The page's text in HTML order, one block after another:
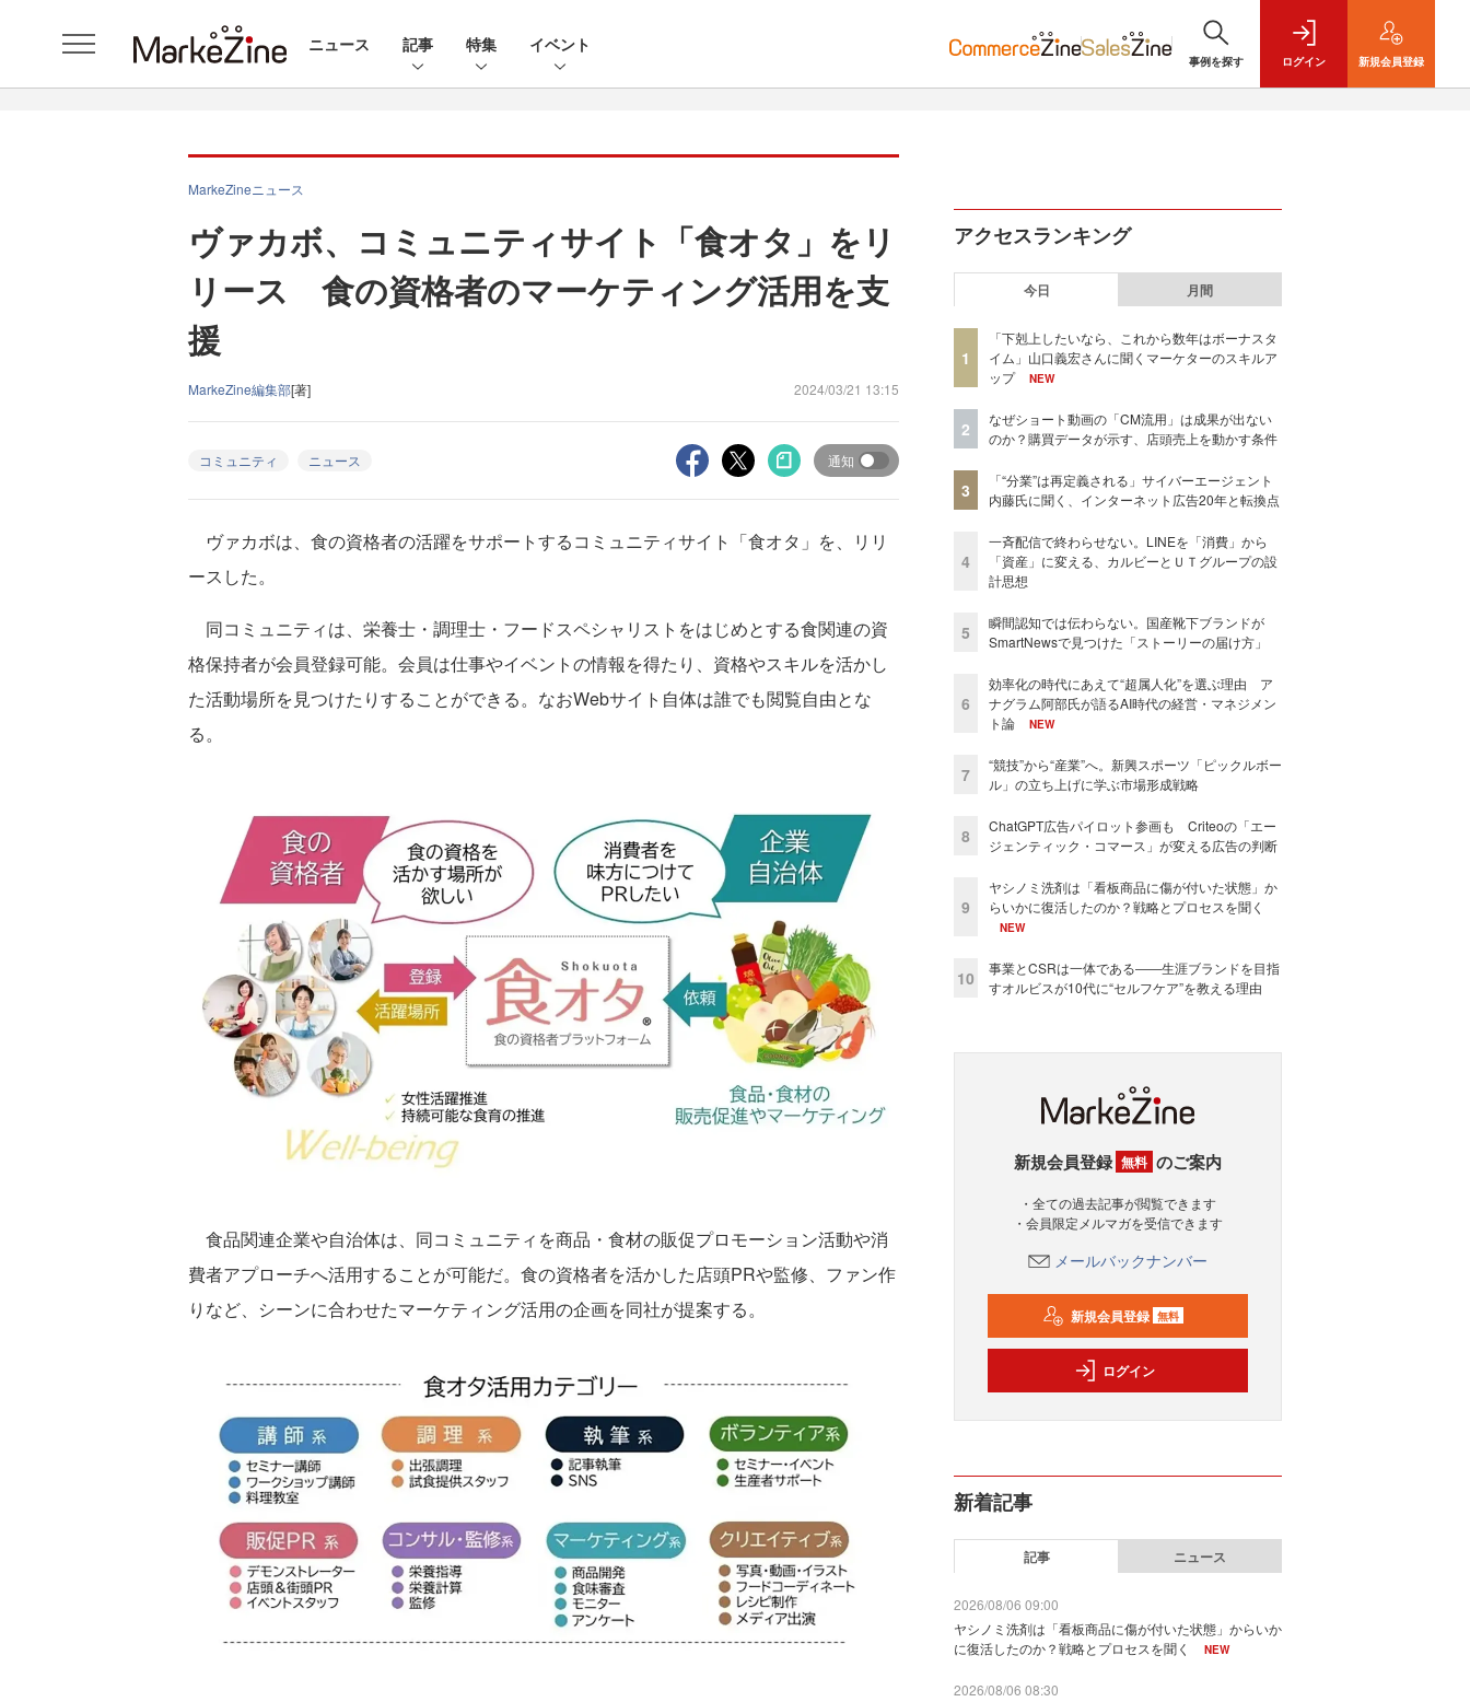
ニュース 記事 特集 イベント
事例を探す ログイン 新規会員登録
MarkeZineニュース
ヴァカボ、コミュニティサイト「食オタ」をリ
リース 食の資格者のマーケティング活用を支
援
MarkeZine編集部[著] 2024/03/21 13:15
コミュニティ ニュース 通知
ヴァカボは、食の資格者の活躍をサポートするコミュニティサイト「食オタ」を、リリ
ースした。
同コミュニティは、栄養士・調理士・フードスペシャリストをはじめとする食関連の資
格保持者が会員登録可能。会員は仕事やイベントの情報を得たり、資格やスキルを活かし
た活動場所を見つけたりすることができる。なおWebサイト自体は誰でも閲覧自由とな
る。
食品関連企業や自治体は、同コミュニティを商品・食材の販促プロモーション活動や消
費者アプローチへ活用することが可能だ。食の資格者を活かした店頭PRや監修、ファン作
りなど、シーンに合わせたマーケティング活用の企画を同社が提案する。
アクセスランキング
今日 月間
1
「下剋上したいなら、これから数年はボーナスタ
イム」山口義宏さんに聞くマーケターのスキルア
ップ
NEW
2
なぜショート動画の「CM流用」は成果が出ない
のか？購買データが示す、店頭売上を動かす条件
3
「“分業”は再定義される」サイバーエージェント
内藤氏に聞く、インターネット広告20年と転換点
4
一斉配信で終わらせない。LINEを「消費」から
「資産」に変える、カルビーとＵＴグループの設
計思想
5
瞬間認知では伝わらない。国産靴下ブランドが
SmartNewsで見つけた「ストーリーの届け方」
6
効率化の時代にあえて“超属人化”を選ぶ理由 ア
ナグラム阿部氏が語るAI時代の経営・マネジメン
ト論
NEW
7
“競技”から“産業”へ。新興スポーツ「ピックルボー
ル」の立ち上げに学ぶ市場形成戦略
8
ChatGPT広告パイロット参画も Criteoの「エー
ジェンティック・コマース」が変える広告の判断
9
ヤシノミ洗剤は「看板商品に傷が付いた状態」か
らいかに復活したのか？戦略とプロセスを聞く
NEW
10
事業とCSRは一体である――生涯ブランドを目指
すオルビスが10代に“セルフケア”を教える理由
新規会員登録 無料 のご案内
・全ての過去記事が閲覧できます
・会員限定メルマガを受信できます
メールバックナンバー
新規会員登録 無料
ログイン
新着記事
記事 ニュース
2026/08/06 09:00
ヤシノミ洗剤は「看板商品に傷が付いた状態」からいか
に復活したのか？戦略とプロセスを聞く
NEW
2026/08/06 08:30